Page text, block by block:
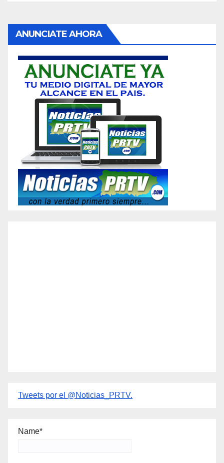
ANUNCIATE AHORA
Tweets por el @Noticias_PRTV.
Name*